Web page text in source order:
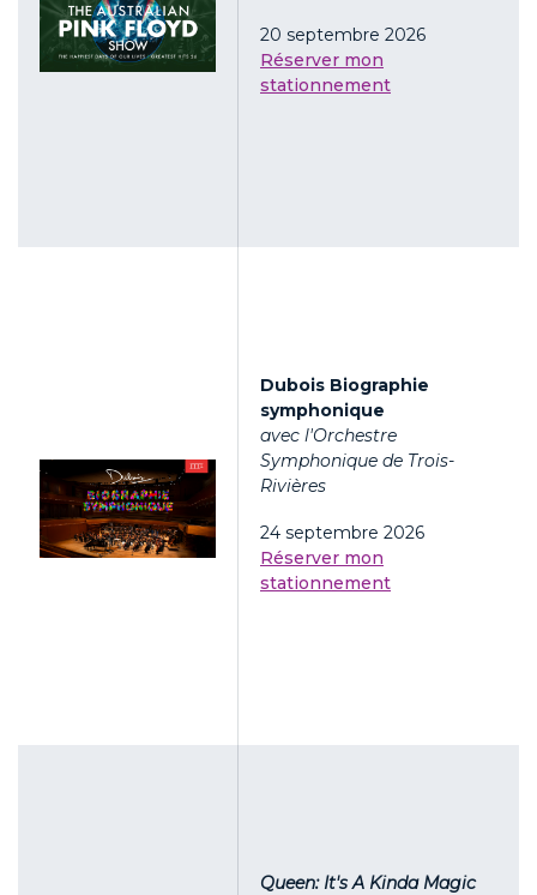
20 septembre 2026
Réserver mon
stationnement
Dubois Biographie
symphonique
avec l'Orchestre
Symphonique de Trois-
Rivières
24 septembre 2026
Réserver mon
stationnement
Queen: It's A Kinda Magic